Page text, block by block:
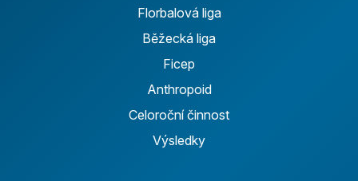
Florbalová liga
Běžecká liga
Ficep
Anthropoid
Celoroční činnost
Výsledky